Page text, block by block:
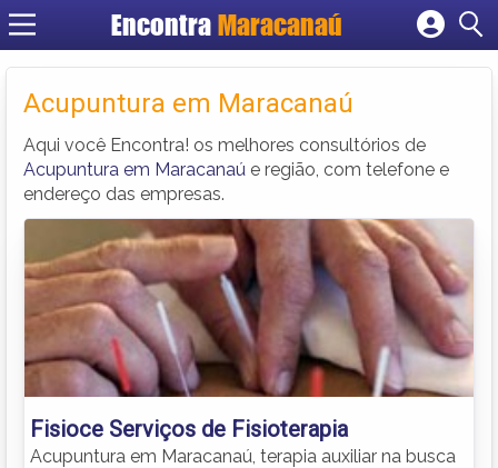
Encontra Maracanaú
Cadastrar empresa
Criar conta
Acupuntura em Maracanaú
Aqui você Encontra! os melhores consultórios de
Acupuntura em Maracanaú e região, com telefone e
endereço das empresas.
Fisioce Serviços de Fisioterapia
Acupuntura em Maracanaú, terapia auxiliar na busca